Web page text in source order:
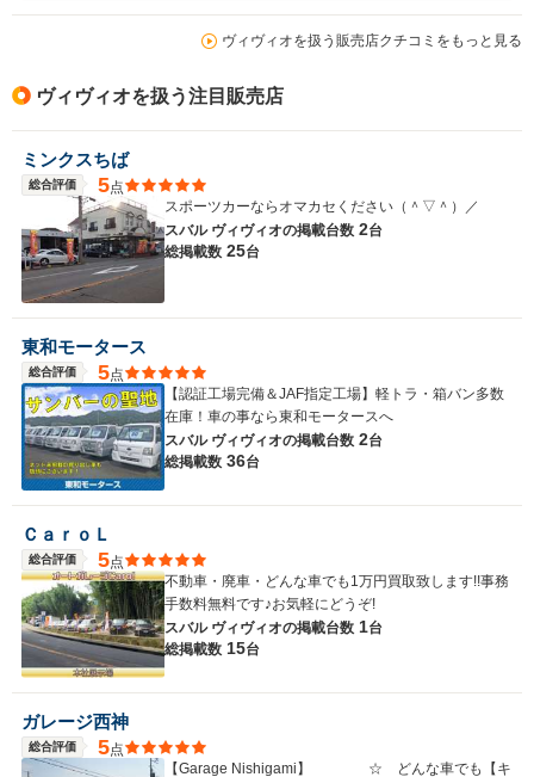
ヴィヴィオを扱う販売店クチコミをもっと見る
ヴィヴィオを扱う注目販売店
ミンクスちば
総合評価 5点
スポーツカーならオマカセください（＾▽＾）／
スバル ヴィヴィオの掲載台数 2台
総掲載数 25台
東和モータース
総合評価 5点
【認証工場完備＆JAF指定工場】軽トラ・箱バン多数
在庫！車の事なら東和モータースへ
スバル ヴィヴィオの掲載台数 2台
総掲載数 36台
ＣａｒｏＬ
総合評価 5点
不動車・廃車・どんな車でも1万円買取致します!!事務
手数料無料です♪お気軽にどうぞ!
スバル ヴィヴィオの掲載台数 1台
総掲載数 15台
ガレージ西神
総合評価 5点
【Garage Nishigami】 ☆ どんな車でも【キ